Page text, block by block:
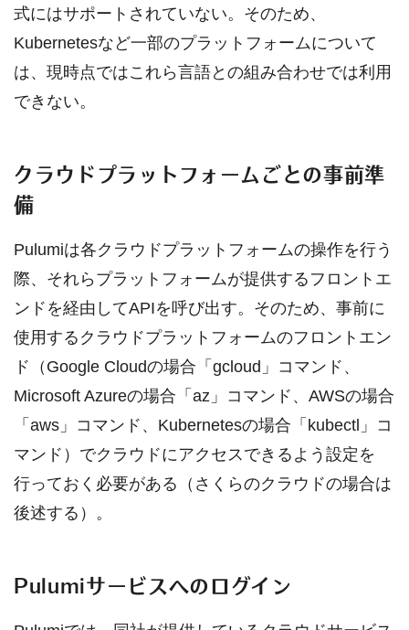
式にはサポートされていない。そのため、
Kubernetesなど一部のプラットフォームについて
は、現時点ではこれら言語との組み合わせでは利用
できない。
クラウドプラットフォームごとの事前準
備
Pulumiは各クラウドプラットフォームの操作を行う
際、それらプラットフォームが提供するフロントエ
ンドを経由してAPIを呼び出す。そのため、事前に
使用するクラウドプラットフォームのフロントエン
ド（Google Cloudの場合「gcloud」コマンド、
Microsoft Azureの場合「az」コマンド、AWSの場合
「aws」コマンド、Kubernetesの場合「kubectl」コ
マンド）でクラウドにアクセスできるよう設定を
行っておく必要がある（さくらのクラウドの場合は
後述する）。
Pulumiサービスへのログイン